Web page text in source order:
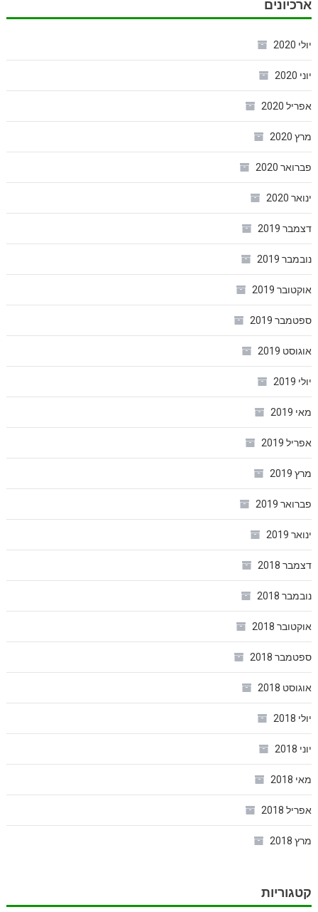
ארכיונים
יולי 2020
יוני 2020
אפריל 2020
מרץ 2020
פברואר 2020
ינואר 2020
דצמבר 2019
נובמבר 2019
אוקטובר 2019
ספטמבר 2019
אוגוסט 2019
יולי 2019
מאי 2019
אפריל 2019
מרץ 2019
פברואר 2019
ינואר 2019
דצמבר 2018
נובמבר 2018
אוקטובר 2018
ספטמבר 2018
אוגוסט 2018
יולי 2018
יוני 2018
מאי 2018
אפריל 2018
מרץ 2018
קטגוריות